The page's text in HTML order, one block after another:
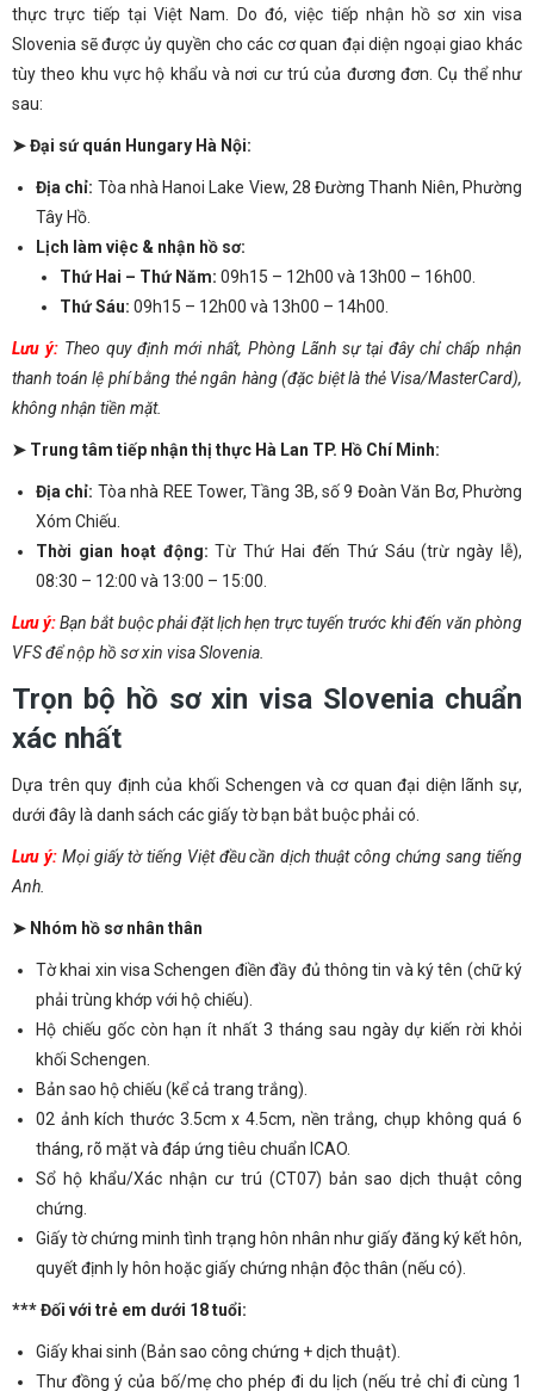
thực trực tiếp tại Việt Nam. Do đó, việc tiếp nhận hồ sơ xin visa
Slovenia sẽ được ủy quyền cho các cơ quan đại diện ngoại giao khác
tùy theo khu vực hộ khẩu và nơi cư trú của đương đơn. Cụ thể như
sau:
➤ Đại sứ quán Hungary Hà Nội:
Địa chỉ: Tòa nhà Hanoi Lake View, 28 Đường Thanh Niên, Phường
Tây Hồ.
Lịch làm việc & nhận hồ sơ:
Thứ Hai – Thứ Năm: 09h15 – 12h00 và 13h00 – 16h00.
Thứ Sáu: 09h15 – 12h00 và 13h00 – 14h00.
Lưu ý: Theo quy định mới nhất, Phòng Lãnh sự tại đây chỉ chấp nhận
thanh toán lệ phí bằng thẻ ngân hàng (đặc biệt là thẻ Visa/MasterCard),
không nhận tiền mặt.
➤ Trung tâm tiếp nhận thị thực Hà Lan TP. Hồ Chí Minh:
Địa chỉ: Tòa nhà REE Tower, Tầng 3B, số 9 Đoàn Văn Bơ, Phường
Xóm Chiếu.
Thời gian hoạt động: Từ Thứ Hai đến Thứ Sáu (trừ ngày lễ),
08:30 – 12:00 và 13:00 – 15:00.
Lưu ý:Bạn bắt buộc phải đặt lịch hẹn trực tuyến trước khi đến văn phòng
VFS để nộp hồ sơ xin visa Slovenia.
Trọn bộ hồ sơ xin visa Slovenia chuẩn
xác nhất
Dựa trên quy định của khối Schengen và cơ quan đại diện lãnh sự,
dưới đây là danh sách các giấy tờ bạn bắt buộc phải có.
Lưu ý: Mọi giấy tờ tiếng Việt đều cần dịch thuật công chứng sang tiếng
Anh.
➤ Nhóm hồ sơ nhân thân
Tờ khai xin visa Schengen điền đầy đủ thông tin và ký tên (chữ ký
phải trùng khớp với hộ chiếu).
Hộ chiếu gốc còn hạn ít nhất 3 tháng sau ngày dự kiến rời khỏi
khối Schengen.
Bản sao hộ chiếu (kể cả trang trắng).
02 ảnh kích thước 3.5cm x 4.5cm, nền trắng, chụp không quá 6
tháng, rõ mặt và đáp ứng tiêu chuẩn ICAO.
Sổ hộ khẩu/Xác nhận cư trú (CT07) bản sao dịch thuật công
chứng.
Giấy tờ chứng minh tình trạng hôn nhân như giấy đăng ký kết hôn,
quyết định ly hôn hoặc giấy chứng nhận độc thân (nếu có).
*** Đối với trẻ em dưới 18 tuổi:
Giấy khai sinh (Bản sao công chứng + dịch thuật).
Thư đồng ý của bố/mẹ cho phép đi du lịch (nếu trẻ chỉ đi cùng 1